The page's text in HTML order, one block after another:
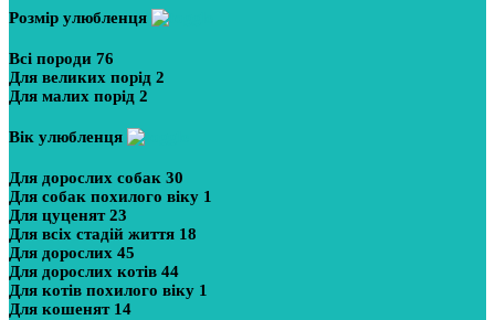
Розмір улюбленця
Всі породи 76
Для великих порід 2
Для малих порід 2
Вік улюбленця
Для дорослих собак 30
Для собак похилого віку 1
Для цуценят23
Для всіх стадій життя 18
Для дорослих 45
Для дорослих котів 44
Для котів похилого віку 1
Для кошенят 14